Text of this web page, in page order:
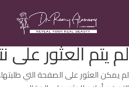
لم يتم العثور على
لم يمكن العثور على الصفحة التي